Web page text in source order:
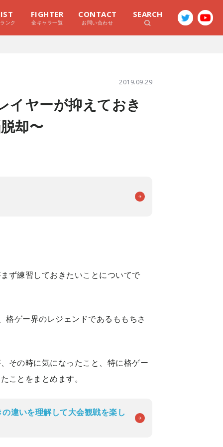
ンク
FIGHTER
全キャラ一覧
CONTACT
お問い合わせ
SEARCH
2019.09.29
イヤーが抑えておき
却〜
ず練習しておきたいことについてで
格ゲー界のレジェンドであるももちさ
その時に気になったこと、特に格ゲー
ことをまとめます。
違いを理解して大会観戦を楽し